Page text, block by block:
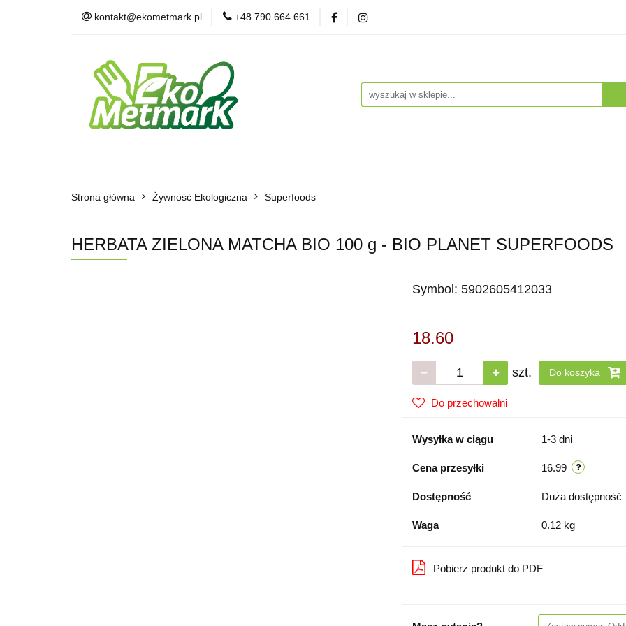
kontakt@ekometmark.pl +48 790 664 661
Dla Zwierząt BLOG POLECAMY BESTSELLERY
Żywność Ekologiczna Herbaty i Kawy
Witaminy i Suplementy
POLECAMY
Strona główna Żywność Ekologiczna Superfoods
HERBATA ZIELONA MATCHA BIO 100 g - BIO PLANET SUPERFOODS
Symbol: 5902605412033
18.60
szt. Do koszyka
Do przechowalni
Wysyłka w ciągu 1-3 dni
Cena przesyłki 16.99
Dostępność Duża dostępność
Waga 0.12 kg
Pobierz produkt do PDF